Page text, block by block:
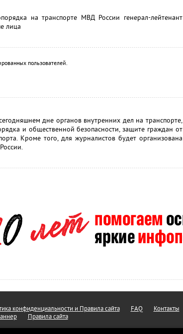
на транспорте МВД России генерал-лейтенант
лица
пользователей.
дне органов внутренних дел на транспорте,
и общественной безопасности, защите граждан от
Кроме того, для журналистов будет организована
конфиденциальности и Правила сайта FAQ
Контакты
Правила сайта